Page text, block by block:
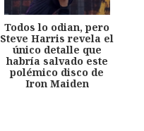
Todos lo odian, pero
Steve Harris revela el
único detalle que
habría salvado este
polémico disco de
Iron Maiden